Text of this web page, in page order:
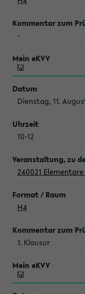
-
Dienstag, 11.
10-12
240021
H4
1. Klausur